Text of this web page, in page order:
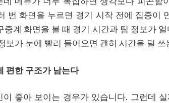
번 화면을 누르면 경기 시작 전에 집중이
중계 화면을 볼 때 경기 시간과 팀 정보가
보가 눈에 빨리 들어오면 괜히 시간을 덜
편한 구조가 남는다
이 좋아 보이는 경우가 있습니다. 그런데